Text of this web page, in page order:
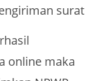
surat
online maka